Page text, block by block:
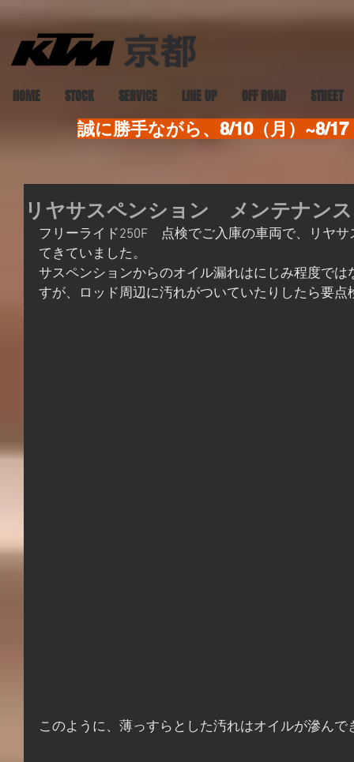
HOME STOCK SERVICE LINE UP OFF ROAD STREET
誠に勝手ながら、8/10（月）~8/
リヤサスペンション メンテナンス
フリーライド250F　点検でご入庫の車両で、リヤ
てきていました。
サスペンションからのオイル漏れはにじみ程度で
すが、ロッド周辺に汚れがついていたりしたら要点
このように、薄っすらとした汚れはオイルが滲ん